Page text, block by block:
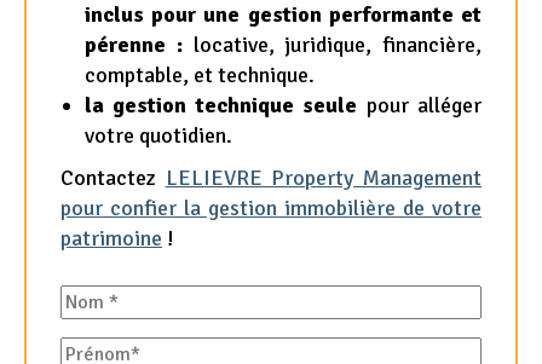
inclus pour une gestion performante et
pérenne :locative, juridique, financière,
comptable, et technique.
la gestion technique seule pour alléger
votre quotidien.
Contactez LELIEVRE Property Management
pour confier la gestion immobilière de votre
patrimoine !
Nom
Prénom